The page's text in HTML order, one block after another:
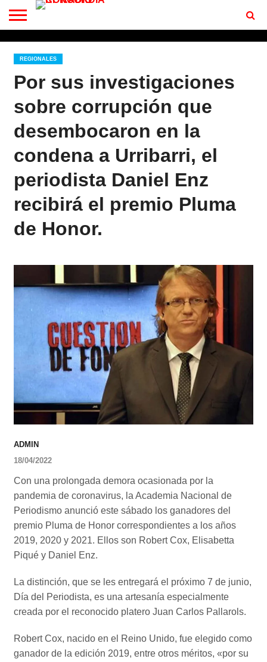
CONTACTO
BIENVENIDOS
A RF 102.7 FM
REGIONALES
Por sus investigaciones
sobre corrupción que
desembocaron en la
condena a Urribarri, el
periodista Daniel Enz
recibirá el premio Pluma
de Honor.
ADMIN
18/04/2022
Con una prolongada demora ocasionada por la
pandemia de coronavirus, la Academia Nacional de
Periodismo anunció este sábado los ganadores del
premio Pluma de Honor correspondientes a los años
2019, 2020 y 2021. Ellos son Robert Cox, Elisabetta
Piqué y Daniel Enz.
La distinción, que se les entregará el próximo 7 de junio,
Día del Periodista, es una artesanía especialmente
creada por el reconocido platero Juan Carlos Pallarols.
Robert Cox, nacido en el Reino Unido, fue elegido como
ganador de la edición 2019, entre otros méritos, «por su